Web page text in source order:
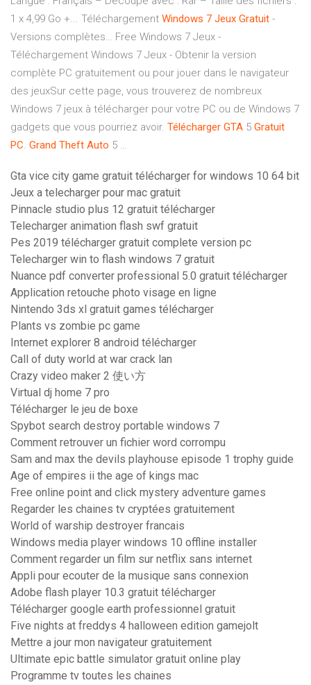
1 x 4,99 Go +... Téléchargement Windows 7 Jeux Gratuit -
Versions complètes… Free Windows 7 Jeux -
Téléchargement Windows 7 Jeux - Obtenir la version
complète PC gratuitement ou pour jouer dans le navigateur
des jeuxSur cette page, vous trouverez de nombreux
Windows 7 jeux à télécharger pour votre PC ou de Windows 7
gadgets que vous pourriez avoir. Télécharger GTA 5 Gratuit
PC. Grand Theft Auto 5 …
Gta vice city game gratuit télécharger for windows 10 64 bit
Jeux a telecharger pour mac gratuit
Pinnacle studio plus 12 gratuit télécharger
Telecharger animation flash swf gratuit
Pes 2019 télécharger gratuit complete version pc
Telecharger win to flash windows 7 gratuit
Nuance pdf converter professional 5.0 gratuit télécharger
Application retouche photo visage en ligne
Nintendo 3ds xl gratuit games télécharger
Plants vs zombie pc game
Internet explorer 8 android télécharger
Call of duty world at war crack lan
Crazy video maker 2 使い方
Virtual dj home 7 pro
Télécharger le jeu de boxe
Spybot search destroy portable windows 7
Comment retrouver un fichier word corrompu
Sam and max the devils playhouse episode 1 trophy guide
Age of empires ii the age of kings mac
Free online point and click mystery adventure games
Regarder les chaines tv cryptées gratuitement
World of warship destroyer francais
Windows media player windows 10 offline installer
Comment regarder un film sur netflix sans internet
Appli pour ecouter de la musique sans connexion
Adobe flash player 10.3 gratuit télécharger
Télécharger google earth professionnel gratuit
Five nights at freddys 4 halloween edition gamejolt
Mettre a jour mon navigateur gratuitement
Ultimate epic battle simulator gratuit online play
Programme tv toutes les chaines